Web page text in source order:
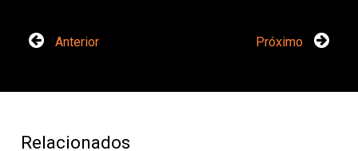
Anterior Próximo
Relacionados